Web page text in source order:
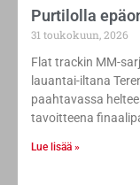
Purtilolla
31 toukokuun, 2026
Flat trackin MM-
lauantai-iltana
paahtavassa
tavoitteena
Lue lisää »